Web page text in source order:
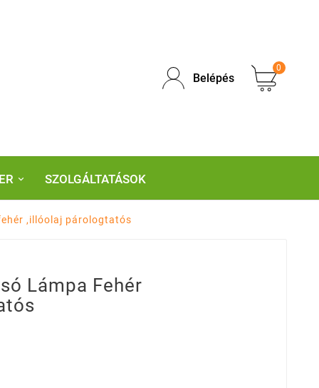
Belépés
0
SZOLGÁLTATÁSOK
,illóolaj párologtatós
Lámpa Fehér